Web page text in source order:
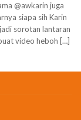
@awkarin juga
siapa sih Karin
sorotan lantaran
video heboh […]